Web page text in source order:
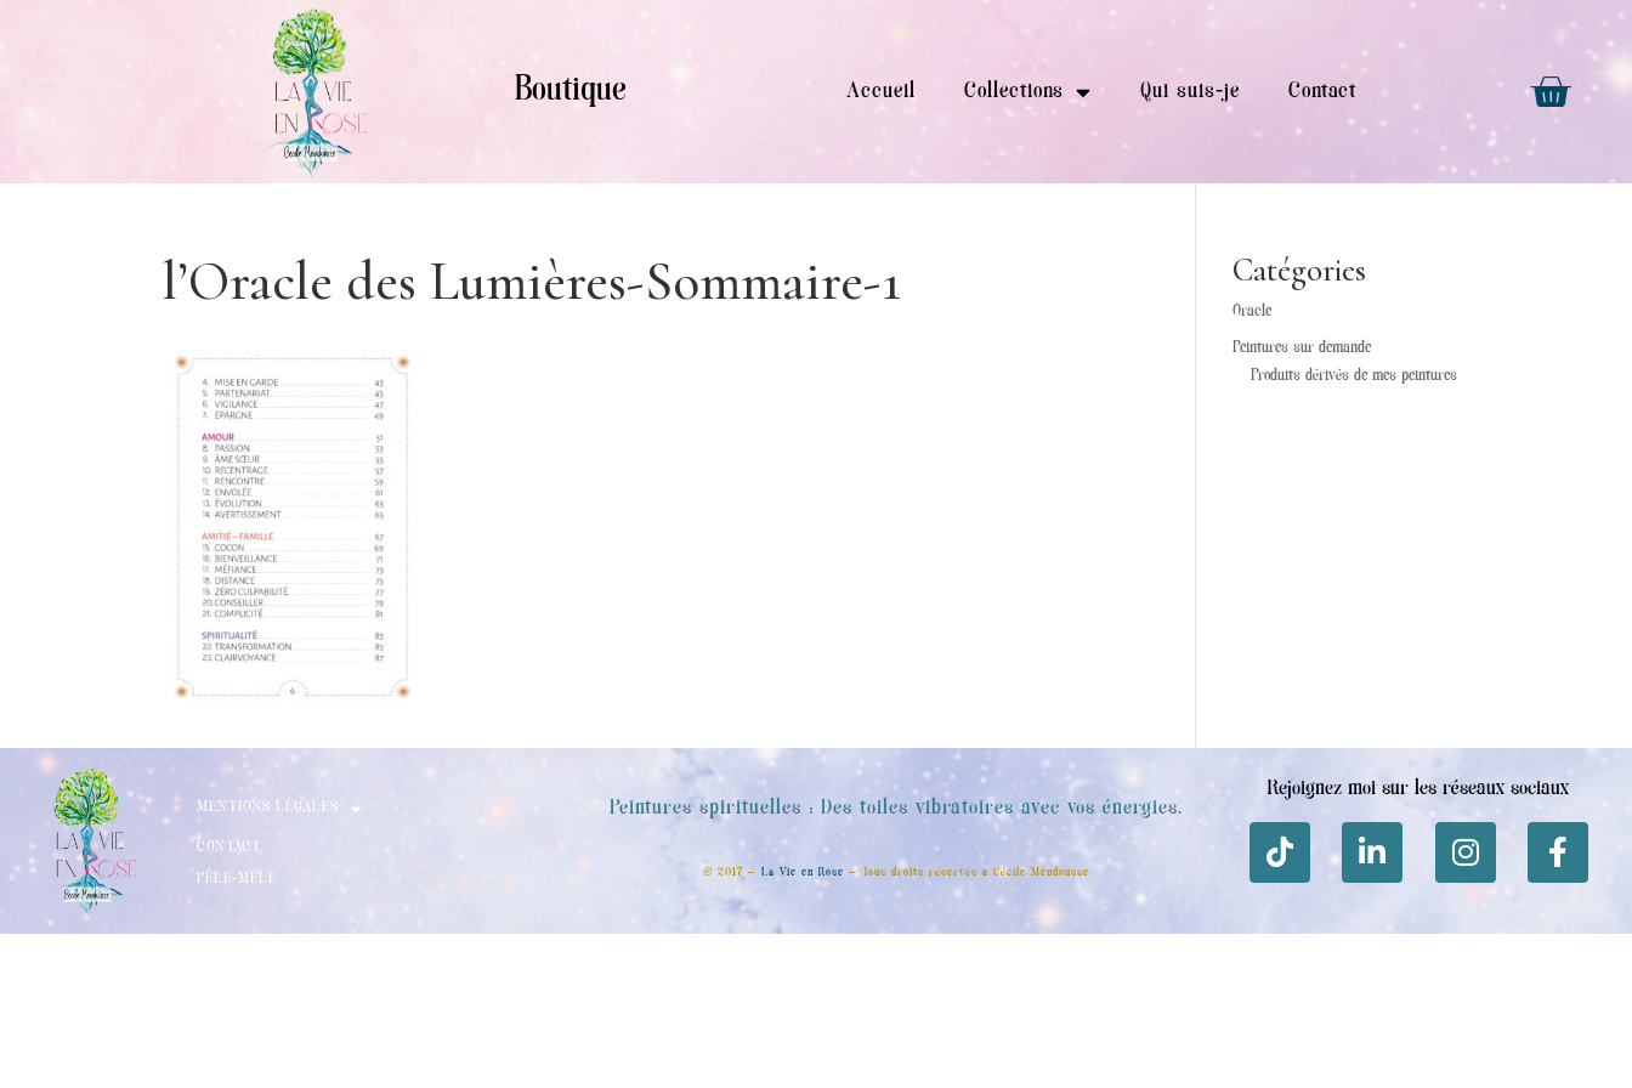
Boutique Accueil Collections Qui suis-je Contact
l’Oracle des Lumières-Sommaire-1 Catégories
Oracle
Peintures sur demande
Produits dérivés de mes peintures
MENTIONS LÉGALES
CONTACT
PÊLE-MÈLE
Peintures spirituelles : Des toiles vibratoires avec vos énergies.
© 2017 –La Vie en Rose – Tous droits réservés à Cécile Mendousse
Rejoignez moi sur les réseaux sociaux